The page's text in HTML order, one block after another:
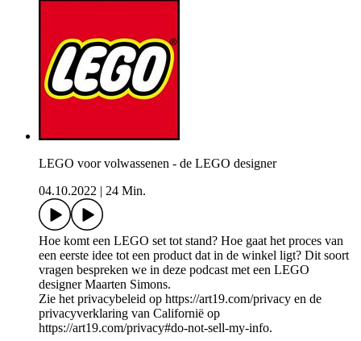
LEGO voor volwassenen - de LEGO designer
04.10.2022
24 Min.
Hoe komt een LEGO set tot stand? Hoe gaat het proces van
een eerste idee tot een product dat in de winkel ligt? Dit soort
vragen bespreken we in deze podcast met een LEGO
designer Maarten Simons.
Zie het privacybeleid op https://art19.com/privacy en de
privacyverklaring van Californië op
https://art19.com/privacy#do-not-sell-my-info.